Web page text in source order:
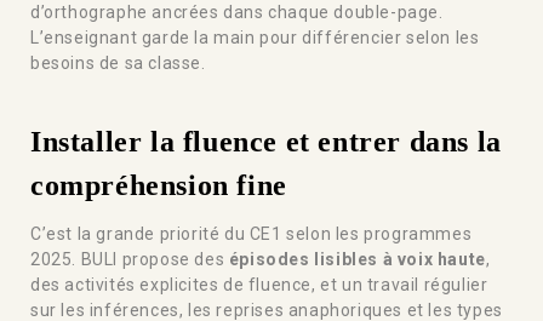
d’orthographe ancrées dans chaque double-page.
L’enseignant garde la main pour différencier selon les
besoins de sa classe.
Installer la fluence et entrer dans la
compréhension fine
C’est la grande priorité du CE1 selon les programmes
2025. BULI propose des épisodes lisibles à voix haute,
des activités explicites de fluence, et un travail régulier
sur les inférences, les reprises anaphoriques et les types